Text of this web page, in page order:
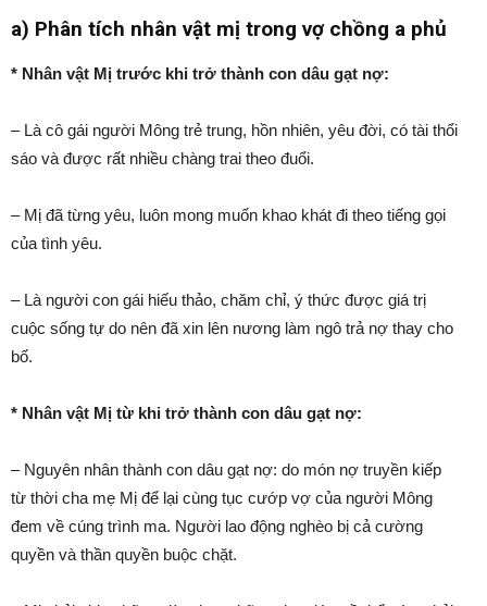
a) Phân tích nhân vật mị trong vợ chồng a phủ
* Nhân vật Mị trước khi trở thành con dâu gạt nợ:
– Là cô gái người Mông trẻ trung, hồn nhiên, yêu đời, có tài thổi
sáo và được rất nhiều chàng trai theo đuổi.
– Mị đã từng yêu, luôn mong muốn khao khát đi theo tiếng gọi
của tình yêu.
– Là người con gái hiếu thảo, chăm chỉ, ý thức được giá trị
cuộc sống tự do nên đã xin lên nương làm ngô trả nợ thay cho
bố.
* Nhân vật Mị từ khi trở thành con dâu gạt nợ:
– Nguyên nhân thành con dâu gạt nợ: do món nợ truyền kiếp
từ thời cha mẹ Mị để lại cùng tục cướp vợ của người Mông
đem về cúng trình ma. Người lao động nghèo bị cả cường
quyền và thần quyền buộc chặt.